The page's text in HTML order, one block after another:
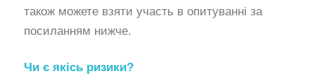
також можете взяти участь в опитуванні за
посиланням нижче.
Чи є якісь ризики?